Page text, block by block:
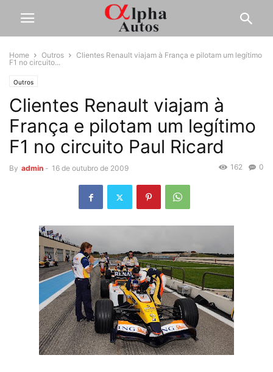
Home Outros
Clientes Renault viajam à França e pilotam um legítimo
F1 no circuito...
Outros
Clientes Renault viajam à
França e pilotam um legítimo
F1 no circuito Paul Ricard
By admin - 16 de outubro de 2009 0
162